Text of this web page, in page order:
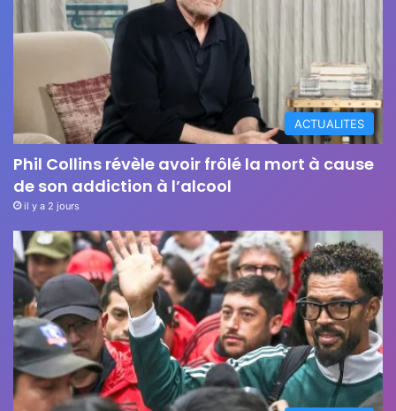
ACTUALITES
Phil Collins révèle avoir frôlé la mort à cause
de son addiction à l’alcool
il y a 2 jours